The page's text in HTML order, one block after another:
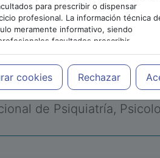
para prescribir o dispensar
profesional. La información técnica
meramente informativo, siendo
facultados prescribir
en cada caso concreto, el tratamiento
del paciente.
cookies Rechazar
PUBLICIDAD
de Psiquiatría,